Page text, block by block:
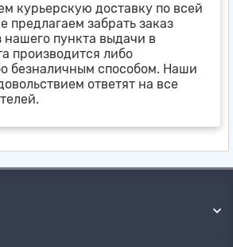
курьерскую доставку по всей
предлагаем забрать заказ
пункта выдачи в
производится либо
безналичным способом. Наши
ответят на все